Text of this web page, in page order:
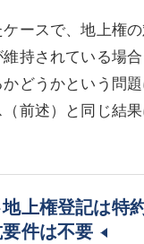
ースで、地上権
持されている場合
どうかという問
前述）と同じ結
上権登記は特
件は不要